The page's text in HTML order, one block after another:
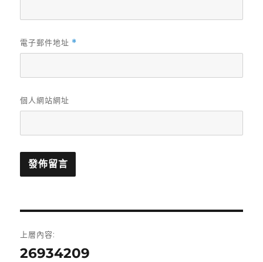
電子郵件地址 *
個人網站網址
章
上層內容:
26934209